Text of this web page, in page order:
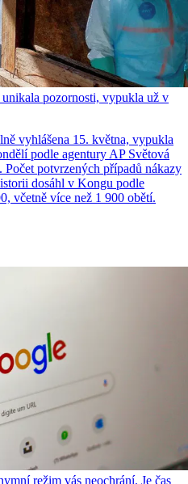
pozornosti, vypukla už v
vyhlášena 15. května, vypukla
podle agentury AP Světová
potvrzených případů nákazy
dosáhl v Kongu podle
včetně více než 1 900 obětí.
režim vás neochrání. Je čas